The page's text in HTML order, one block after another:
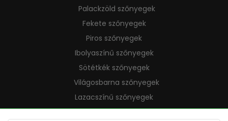
Palackzöld szőnyegek
Fekete szőnyegek
Piros szőnyegek
Ibolyaszínű szőnyegek
Sötétkék szőnyegek
Világosbarna szőnyegek
Lazacszínű szőnyegek
Krémszínű szőnyegek